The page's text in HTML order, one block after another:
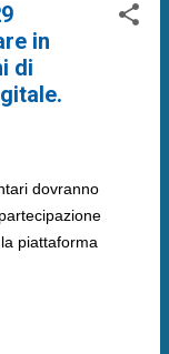
in
di
dovranno
piattaforma